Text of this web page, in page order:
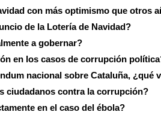
con más optimismo que otros
de la Lotería de Navidad?
a gobernar?
en los casos de corrupción
nacional sobre Cataluña, ¿qué
ciudadanos contra la corrupción?
en el caso del ébola?